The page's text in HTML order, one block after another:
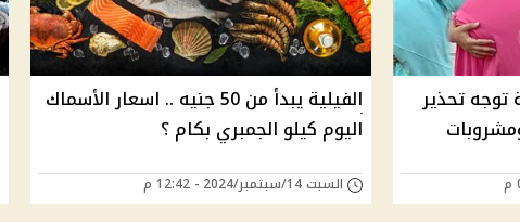
تحذير
اكلات ومشروبات
الفيلية يبدأ من 50 جنيه .. اسعار الأسماك
اليوم كيلو الجمبري بكام ؟
السبت 14/سبتمبر/2024 - 12:42 م